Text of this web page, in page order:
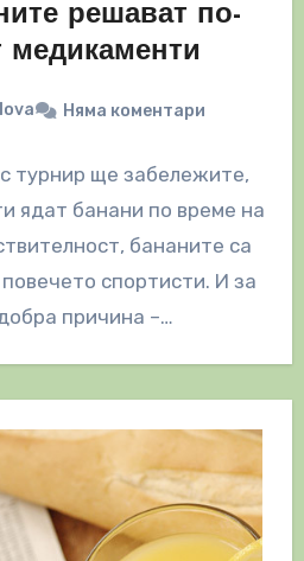
решават по-
медикаменти
Няма коментари
турнир ще забележите,
ядат банани по време на
бананите са
спортисти. И за
причина –…